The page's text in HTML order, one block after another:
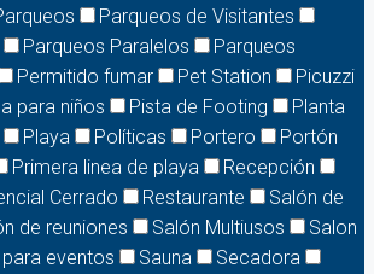
Parqueos de Visitantes
Parqueos Paralelos
Parqueos
Permitido fumar Pet Station
Picuzzi
para niños Pista de Footing
Planta
Playa Políticas Portero
Portón
Primera linea de playa
Recepción
Cerrado Restaurante
Salón de
de reuniones Salón Multiusos
Salon
eventos Sauna
Secadora